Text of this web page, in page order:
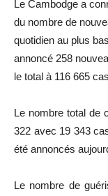
Le Cambodge a
du nombre de
quotidien au plus
annoncé 258
le total à 116 665
Le nombre total de
322 avec 19 343
été annoncés
Le nombre de